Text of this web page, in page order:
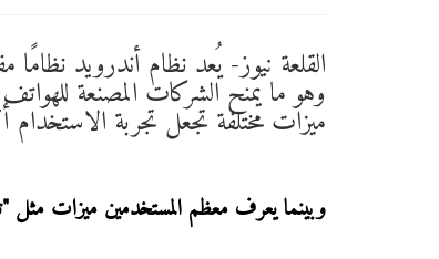
القلعة نيوز- يُعد نظام أندرويد نظامًا
وهو ما يمنح الشركات المصنعة
ميزات مختلفة تجعل تجربة الاستخدام
وبينما يعرف معظم المستخدمين ميزات مثل